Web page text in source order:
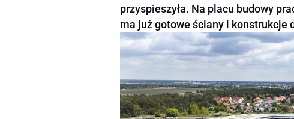
przyspieszyła. Na placu budowy
ma już gotowe ściany i konstrukcje